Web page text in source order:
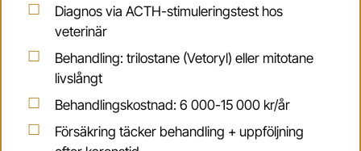
Diagnos via ACTH-stimuleringstest hos
veterinär
Behandling: trilostane (Vetoryl) eller mitotane
livslångt
Behandlingskostnad: 6 000-15 000 kr/år
Försäkring täcker behandling + uppföljning